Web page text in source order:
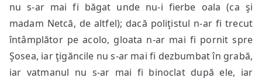
nu s-ar mai fi băgat unde nu-i fierbe oala (ca şi
madam Netcă, de altfel); dacă poliţistul n-ar fi trecut
întâmplător pe acolo, gloata n-ar mai fi pornit spre
Şosea, iar ţigăncile nu s-ar mai fi dezbumbat în grabă,
iar vatmanul nu s-ar mai fi binoclat după ele, iar